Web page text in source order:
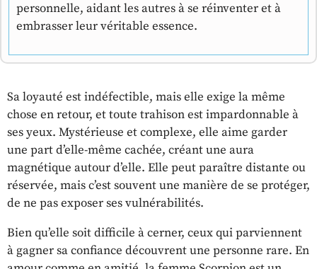
personnelle, aidant les autres à se réinventer et à
embrasser leur véritable essence.
Sa loyauté est indéfectible, mais elle exige la même
chose en retour, et toute trahison est impardonnable à
ses yeux. Mystérieuse et complexe, elle aime garder
une part d’elle-même cachée, créant une aura
magnétique autour d’elle. Elle peut paraître distante ou
réservée, mais c’est souvent une manière de se protéger,
de ne pas exposer ses vulnérabilités.
Bien qu’elle soit difficile à cerner, ceux qui parviennent
à gagner sa confiance découvrent une personne rare. En